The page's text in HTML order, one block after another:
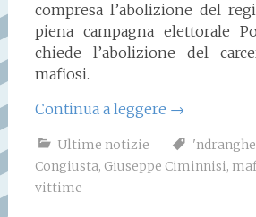
compresa l’abolizione del
piena campagna elettorale
chiede l’abolizione del
mafiosi.
Continua a leggere →
Ultime notizie
Congiusta, Giuseppe Ciminnisi,
vittime